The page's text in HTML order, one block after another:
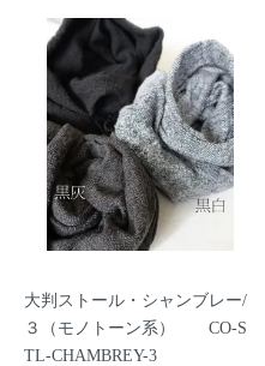
大判ストール・シャンブレー/
３（モノトーン系） CO-S
TL-CHAMBREY-3